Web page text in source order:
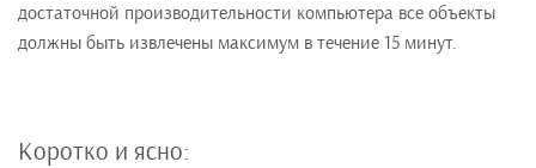
достаточной производительности компьютера все объекты
должны быть извлечены максимум в течение 15 минут.
Коротко и ясно: